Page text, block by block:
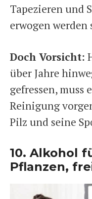
Tapezieren und
erwogen werden
Doch Vorsicht:
über Jahre
gefressen, muss
Reinigung
Pilz und seine
10. Alkohol
Pflanzen,